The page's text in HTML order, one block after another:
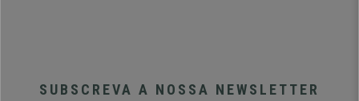
SUBSCREVA A NOSSA NEWSLETTER